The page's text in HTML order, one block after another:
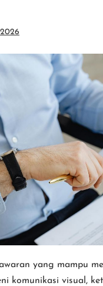
yang mampu
komunikasi visual,